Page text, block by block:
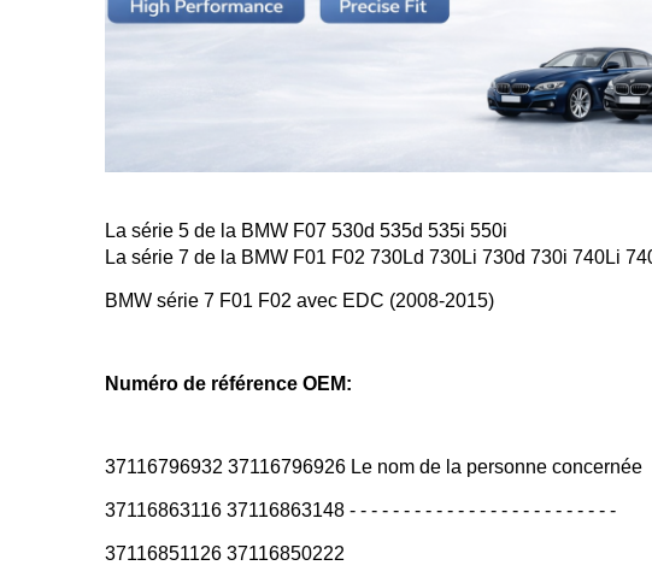
La série 5 de la BMW F07 530d 535d 535i 550i
La série 7 de la BMW F01 F02 730Ld 730Li 730d 730i 740Li
BMW série 7 F01 F02 avec EDC (2008-2015)
Numéro de référence OEM:
37116796932 37116796926 Le nom de la personne concernée
37116863116 37116863148 - - - - - - - - - - - - - - - - - - - - - - - - -
37116851126 37116850222